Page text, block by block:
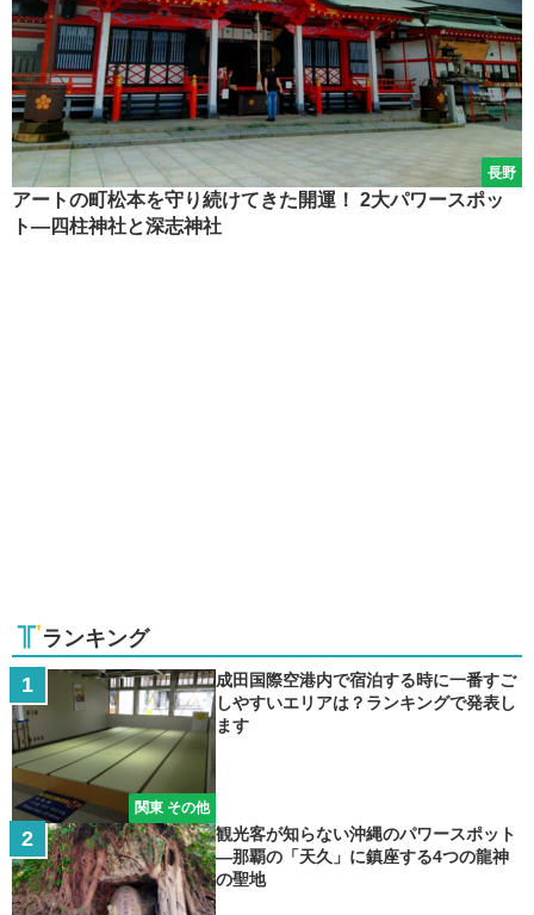
長野
アートの町松本を守り続けてきた開運！ 2大パワースポッ
ト―四柱神社と深志神社
ランキング
関東 その他
成田国際空港内で宿泊する時に一番すご
しやすいエリアは？ランキングで発表し
ます
観光客が知らない沖縄のパワースポット
―那覇の「天久」に鎮座する4つの龍神
の聖地